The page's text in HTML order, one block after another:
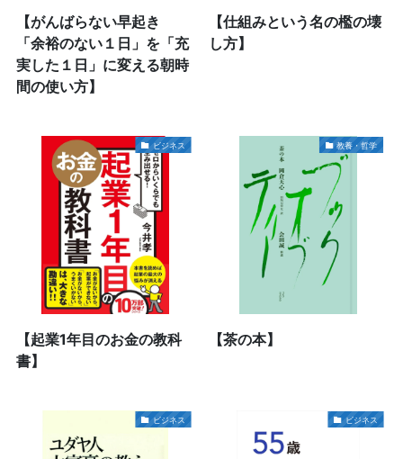
【がんばらない早起き
「余裕のない１日」を「充
実した１日」に変える朝時
間の使い方】
【仕組みという名の檻の壊
し方】
ビジネス
【起業1年目のお金の教科
書】
教養・哲学
【茶の本】
ビジネス ビジネス